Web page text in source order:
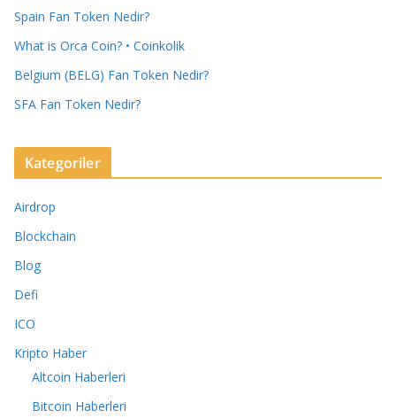
Spain Fan Token Nedir?
What is Orca Coin? • Coinkolik
Belgium (BELG) Fan Token Nedir?
SFA Fan Token Nedir?
Kategoriler
Airdrop
Blockchain
Blog
Defi
ICO
Kripto Haber
Altcoin Haberleri
Bitcoin Haberleri